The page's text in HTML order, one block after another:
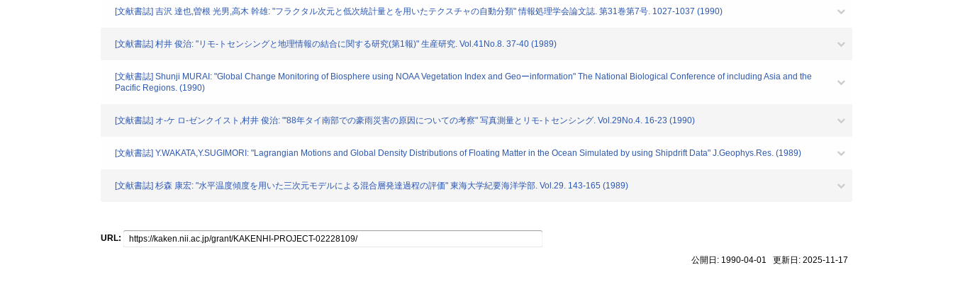
[文献書誌] 吉沢 達也,曽根 光男,高木 幹雄: "フラクタル次元と低次統計量とを用いたテクスチャの自動分類" 情報処理学会論文誌. 第31巻第7号. 1027-1037 (1990)
[文献書誌] 村井 俊治: "リモ-トセンシングと地理情報の結合に関する研究(第1報)" 生産研究. Vol.41No.8. 37-40 (1989)
[文献書誌] Shunji MURAI: "Global Change Monitoring of Biosphere using NOAA Vegetation Index and Geoーinformation" The National Biological Conference of including Asia and the
Pacific Regions. (1990)
[文献書誌] オ-ケ ロ-ゼンクイスト,村井 俊治: "'88年タイ南部での豪雨災害の原因についての考察" 写真測量とリモ-トセンシング. Vol.29No.4. 16-23 (1990)
[文献書誌] Y.WAKATA,Y.SUGIMORI: "Lagrangian Motions and Global Density Distributions of Floating Matter in the Ocean Simulated by using Shipdrift Data" J.Geophys.Res. (1989)
[文献書誌] 杉森 康宏: "水平温度傾度を用いた三次元モデルによる混合層発達過程の評価" 東海大学紀要海洋学部. Vol.29. 143-165 (1989)
URL:
公開日: 1990-04-01 更新日: 2025-11-17